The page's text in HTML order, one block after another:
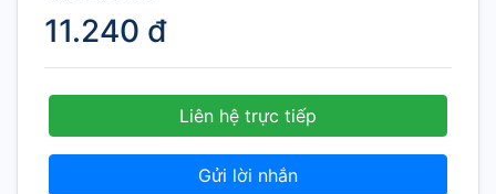
11.240 đ
Liên hệ trực tiếp
Gửi lời nhắn